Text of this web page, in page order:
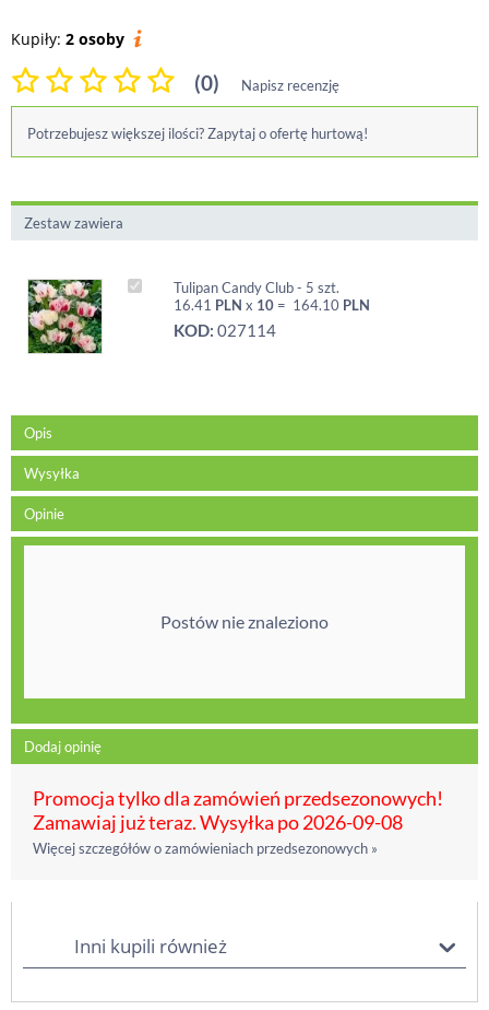
Kupiły: 2 osoby
(0) Napisz recenzję
Potrzebujesz większej ilości? Zapytaj o ofertę hurtową!
Zestaw zawiera
Tulipan Candy Club - 5 szt.
16.41 PLN x 10 = 164.10 PLN
KOD: 027114
Opis
Wysyłka
Opinie
Postów nie znaleziono
Dodaj opinię
Promocja tylko dla zamówień przedsezonowych!
Zamawiaj już teraz. Wysyłka po 2026-09-08
Więcej szczegółów o zamówieniach przedsezonowych »
Inni kupili również